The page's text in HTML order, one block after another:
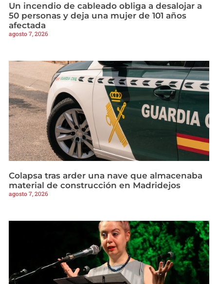
Un incendio de cableado obliga a desalojar a
50 personas y deja una mujer de 101 años
afectada
agosto 7, 2026
Colapsa tras arder una nave que almacenaba
material de construcción en Madridejos
agosto 7, 2026